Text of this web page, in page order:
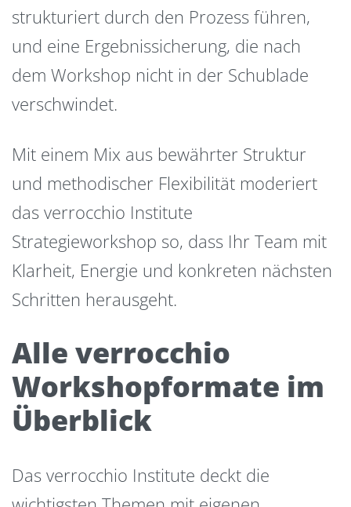
strukturiert durch den Prozess führen,
und eine Ergebnissicherung, die nach
dem Workshop nicht in der Schublade
verschwindet.
Mit einem Mix aus bewährter Struktur
und methodischer Flexibilität moderiert
das verrocchio Institute
Strategieworkshop so, dass Ihr Team mit
Klarheit, Energie und konkreten nächsten
Schritten herausgeht.
Alle verrocchio
Workshopformate im
Überblick
Das verrocchio Institute deckt die